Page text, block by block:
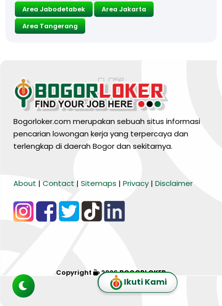
Area Jabodetabek
Area Jakarta
Area Tangerang
Bogorloker.com merupakan sebuah situs informasi
pencarian lowongan kerja yang terpercaya dan
terlengkap di daerah Bogor dan sekitarnya.
About | Contact | Sitemaps | Privacy | Disclaimer
Copyright 2026 BOGORLOKER
Ikuti Kami